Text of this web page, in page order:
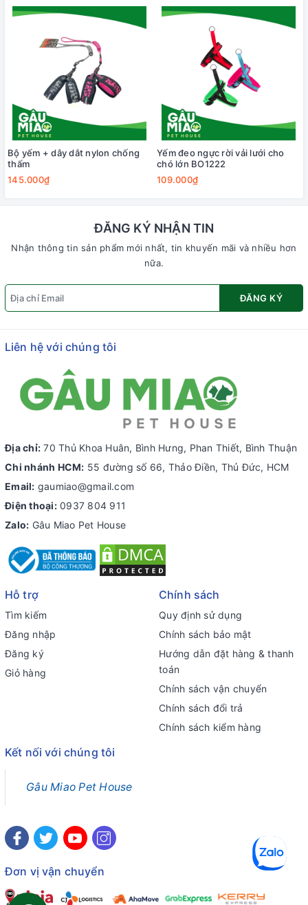
Bộ yếm + dây dắt nylon chống
thấm
145.000₫
Yếm đeo ngực rời vải lưới cho
chó lớn BO1222
109.000₫
ĐĂNG KÝ NHẬN TIN
Nhận thông tin sản phẩm mới nhất, tin khuyến mãi và nhiều hơn
nữa.
ĐĂNG KÝ
Liên hệ với chúng tôi
Địa chỉ: 70 Thủ Khoa Huân, Bình Hưng, Phan Thiết, Bình Thuận
Chi nhánh HCM: 55 đường số 66, Thảo Điền, Thủ Đức, HCM
Email: gaumiao@gmail.com
Điện thoại: 0937 804 911
Zalo: Gâu Miao Pet House
Hỗ trợ
Tìm kiếm
Đăng nhập
Đăng ký
Giỏ hàng
Chính sách
Quy định sử dụng
Chính sách bảo mật
Hướng dẫn đặt hàng & thanh
toán
Chính sách vận chuyển
Chính sách đổi trả
Chính sách kiểm hàng
Kết nối với chúng tôi
Gâu Miao Pet House
Đơn vị vận chuyển